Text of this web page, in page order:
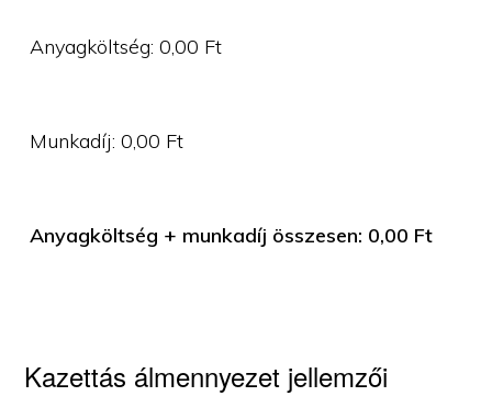
Anyagköltség:0,00 Ft
Munkadíj:0,00 Ft
Anyagköltség + munkadíj összesen: 0,00 Ft
Kazettás álmennyezet jellemzői